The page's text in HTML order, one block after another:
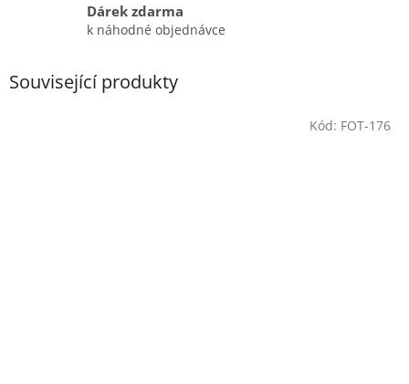
Dárek zdarma
k náhodné objednávce
Související produkty
Kód: FOT-176